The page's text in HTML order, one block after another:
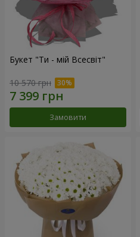
Букет "Ти - мій Всесвіт"
10 570 грн
Замовити